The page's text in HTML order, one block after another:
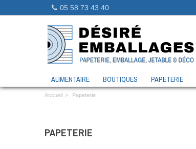
05 58 73 43 40
ALIMENTAIRE BOUTIQUES PAPETERIE
Accueil > Papeterie
PAPETERIE